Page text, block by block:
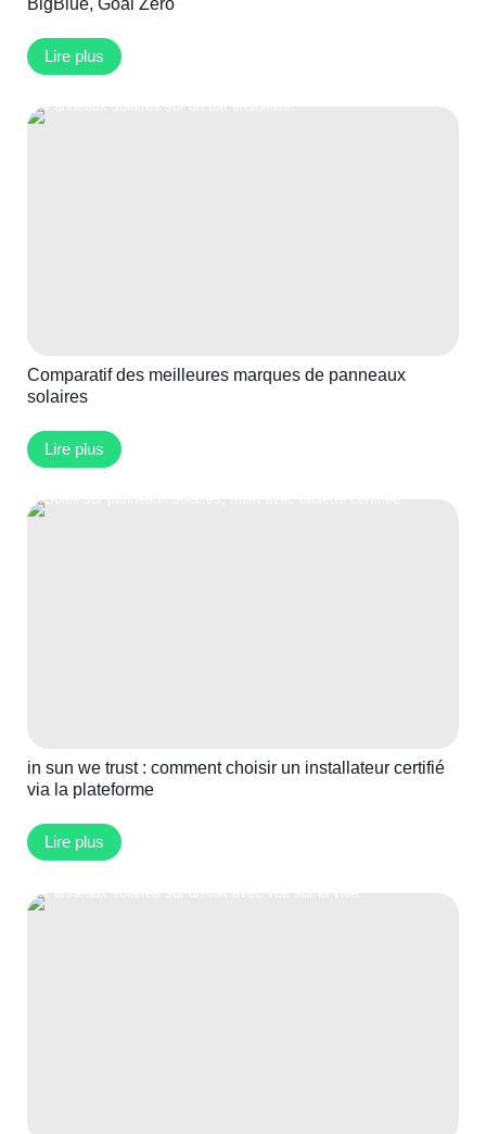
Lire plus
Comparatif des meilleures marques de panneaux
solaires
Lire plus
in sun we trust : comment choisir un installateur certifié
via la plateforme
Lire plus